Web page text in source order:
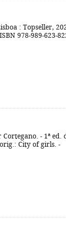
: Topseller,
978-989-623-
- 1ª ed.
City of girls. -